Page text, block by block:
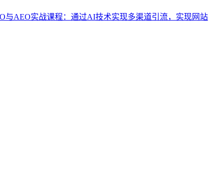
与AEO实战课程：通过AI技术实现多渠道引流，实现网站